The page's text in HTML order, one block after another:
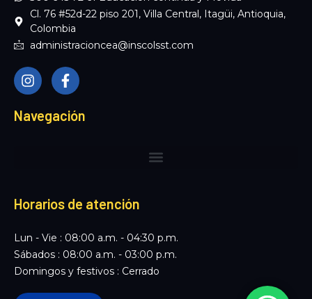
Cl. 76 #52d-22 piso 201, Villa Central, Itagüi, Antioquia,
Colombia
administracioncea@inscolsst.com
I
n
t
F
a
e
Navegación
Horarios de atención
Lun - Vie : 08:00 a.m. - 04:30 p.m.
Sábados : 08:00 a.m. - 03:00 p.m.
Domingos y festivos : Cerrado